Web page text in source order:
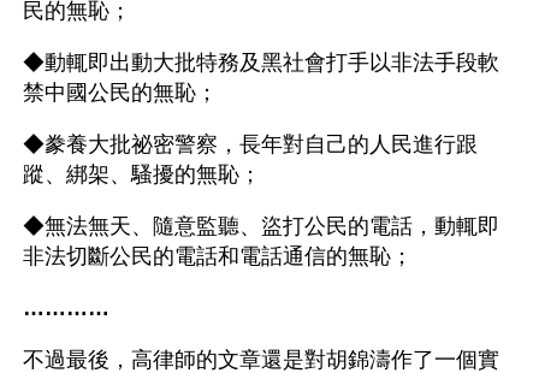
民的無恥；
◆動輒即出動大批特務及黑社會打手以非法手段軟
禁中國公民的無恥；
◆豢養大批祕密警察，長年對自己的人民進行跟
蹤、綁架、騷擾的無恥；
◆無法無天、隨意監聽、盜打公民的電話，動輒即
非法切斷公民的電話和電話通信的無恥；
…………
不過最後，高律師的文章還是對胡錦濤作了一個實